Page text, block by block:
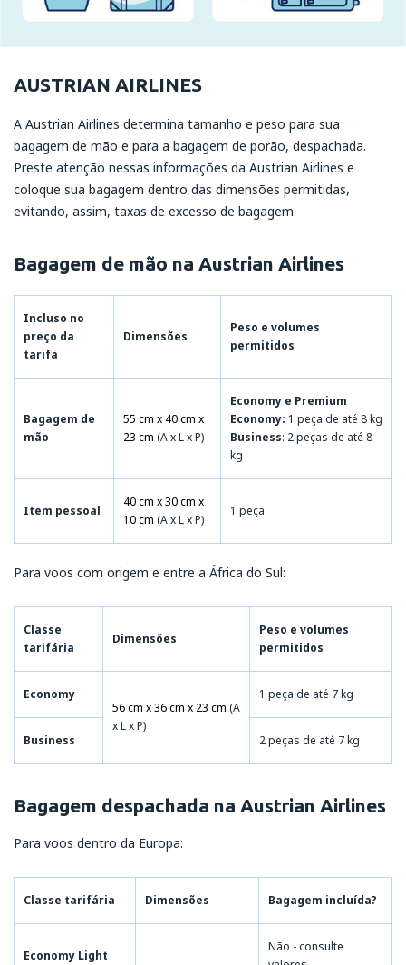
AUSTRIAN AIRLINES
A Austrian Airlines determina tamanho e peso para sua
bagagem de mão e para a bagagem de porão, despachada.
Preste atenção nessas informações da Austrian Airlines e
coloque sua bagagem dentro das dimensões permitidas,
evitando, assim, taxas de excesso de bagagem.
Bagagem de mão na Austrian Airlines
Incluso no
preço da
tarifa
Dimensões
Peso e volumes
permitidos
Bagagem de
mão
55 cm x 40 cm x
23 cm (A x L x P)
Economy e Premium
Economy: 1 peça de até 8 kg
Business: 2 peças de até 8
kg
Item pessoal
40 cm x 30 cm x
10 cm (A x L x P)
1 peça
Para voos com origem e entre a África do Sul:
Classe
tarifária
Dimensões
Peso e volumes
permitidos
Economy
56 cm x 36 cm x 23 cm (A
x L x P)
1 peça de até 7 kg
Business 2 peças de até 7 kg
Bagagem despachada na Austrian Airlines
Para voos dentro da Europa:
Classe tarifária Dimensões Bagagem incluída?
Economy Light
Não - consulte